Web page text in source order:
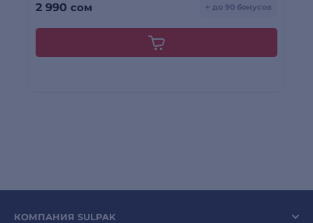
2 990 сом + до 90 бонусов
КОМПАНИЯ SULPAK